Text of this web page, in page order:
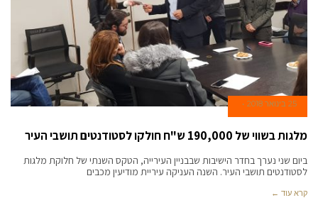
25 בינואר 2018
מלגות בשווי של 190,000 ש"ח חולקו לסטודנטים תושבי העיר
ביום שני נערך בחדר הישיבות שבבניין העירייה, הטקס השנתי של חלוקת מלגות
לסטודנטים תושבי העיר. השנה העניקה עיריית מודיעין מכבים
קרא עוד ←